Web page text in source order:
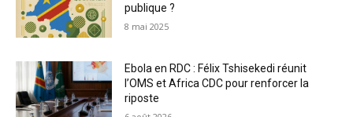
publique ?
8 mai 2025
Ebola en RDC : Félix Tshisekedi réunit
l’OMS et Africa CDC pour renforcer la
riposte